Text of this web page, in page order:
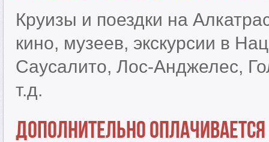
Круизы и поездки на
кино, музеев, экскурсии в
Саусалито, Лос-Анджелес,
т.д.
Дополнительно оплачивается